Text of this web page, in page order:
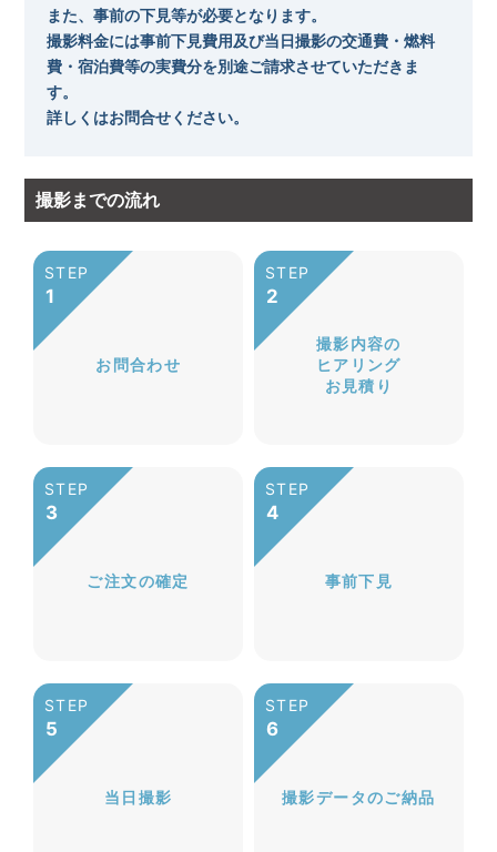
また、事前の下見等が必要となります。
撮影料金には事前下見費用及び当日撮影の交通費・燃料
費・宿泊費等の実費分を別途ご請求させていただきま
す。
詳しくはお問合せください。
撮影までの流れ
お問合わせ
撮影内容の
ヒアリング
お見積り
ご注文の確定 事前下見
当日撮影 撮影データのご納品